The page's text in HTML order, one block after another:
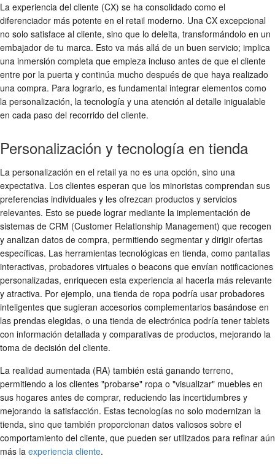
La experiencia del cliente (CX) se ha consolidado como el
diferenciador más potente en el retail moderno. Una CX excepcional
no solo satisface al cliente, sino que lo deleita, transformándolo en un
embajador de tu marca. Esto va más allá de un buen servicio; implica
una inmersión completa que empieza incluso antes de que el cliente
entre por la puerta y continúa mucho después de que haya realizado
una compra. Para lograrlo, es fundamental integrar elementos como
la personalización, la tecnología y una atención al detalle inigualable
en cada paso del recorrido del cliente.
Personalización y tecnología en tienda
La personalización en el retail ya no es una opción, sino una
expectativa. Los clientes esperan que los minoristas comprendan sus
preferencias individuales y les ofrezcan productos y servicios
relevantes. Esto se puede lograr mediante la implementación de
sistemas de CRM (Customer Relationship Management) que recogen
y analizan datos de compra, permitiendo segmentar y dirigir ofertas
específicas. Las herramientas tecnológicas en tienda, como pantallas
interactivas, probadores virtuales o beacons que envían notificaciones
personalizadas, enriquecen esta experiencia al hacerla más relevante
y atractiva. Por ejemplo, una tienda de ropa podría usar probadores
inteligentes que sugieran accesorios complementarios basándose en
las prendas elegidas, o una tienda de electrónica podría tener tablets
con información detallada y comparativas de productos, mejorando la
toma de decisión del cliente.
La realidad aumentada (RA) también está ganando terreno,
permitiendo a los clientes "probarse" ropa o "visualizar" muebles en
sus hogares antes de comprar, reduciendo las incertidumbres y
mejorando la satisfacción. Estas tecnologías no solo modernizan la
tienda, sino que también proporcionan datos valiosos sobre el
comportamiento del cliente, que pueden ser utilizados para refinar aún
más la experiencia cliente.